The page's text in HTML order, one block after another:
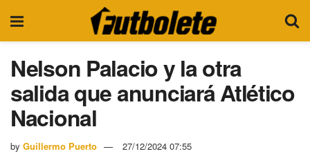
Nelson Palacio y la otra
salida que anunciará Atlético
Nacional
by Guillermo Puerto 27/12/2024 07:55